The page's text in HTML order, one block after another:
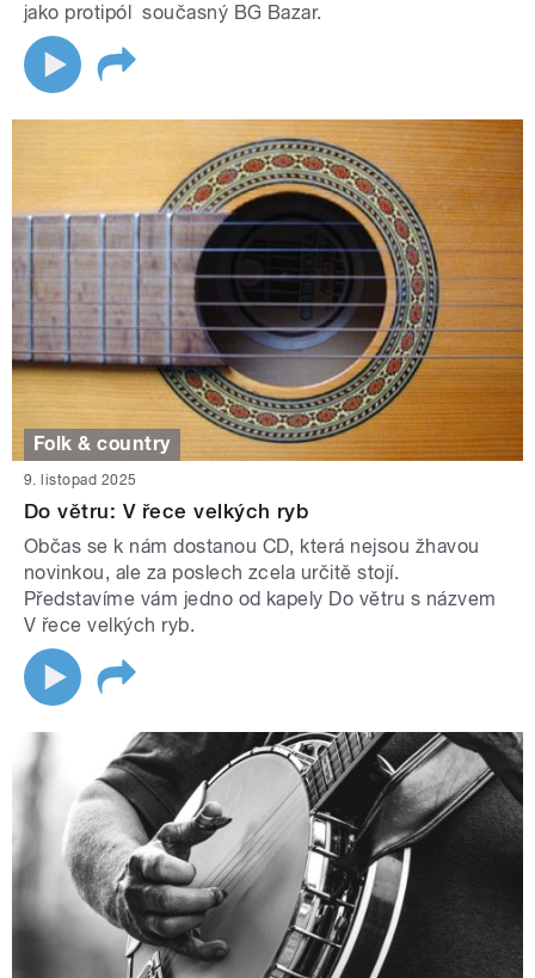
jako protipól současný BG Bazar.
Folk & country
9. listopad 2025
Do větru: V řece velkých ryb
Občas se k nám dostanou CD, která nejsou žhavou
novinkou, ale za poslech zcela určitě stojí.
Představíme vám jedno od kapely Do větru s názvem
V řece velkých ryb.